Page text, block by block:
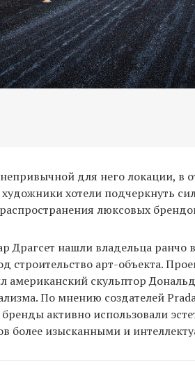
для него локации, в
хотели подчеркнуть
люксовых
Драгсет нашли владельца ранчо
строительство арт-объекта.
американский скульптор
По мнению создателей
активно использовали
более изысканными и